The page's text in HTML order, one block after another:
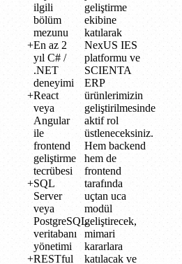
ilgili
bölüm
mezunu
En az 2
yıl C# /
.NET
deneyimi
React
veya
Angular
ile
frontend
geliştirme
tecrübesi
SQL
Server
veya
PostgreSQL
veritabanı
yönetimi
RESTful
geliştirme
ekibine
katılarak
NexUS IES
platformu ve
SCIENTA
ERP
ürünlerimizin
geliştirilmesinde
aktif rol
üstleneceksiniz.
Hem backend
hem de
frontend
tarafında
uçtan uca
modül
geliştirecek,
mimari
kararlara
katılacak ve